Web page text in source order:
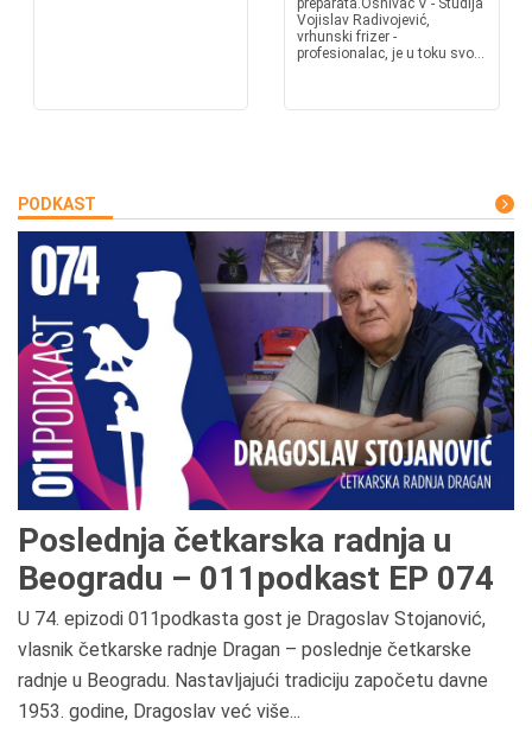
preparata.Osnivač V - Studija
Vojislav Radivojević,
vrhunski frizer -
profesionalac, je u toku svo...
PODKAST
Poslednja četkarska radnja u
Beogradu – 011podkast EP 074
U 74. epizodi 011podkasta gost je Dragoslav Stojanović,
vlasnik četkarske radnje Dragan – poslednje četkarske
radnje u Beogradu. Nastavljajući tradiciju započetu davne
1953. godine, Dragoslav već više...